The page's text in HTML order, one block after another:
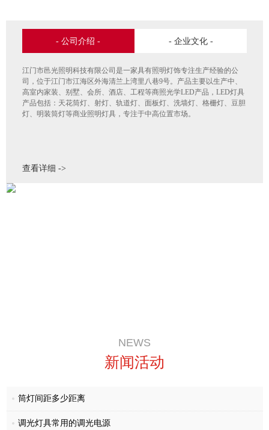
- 公司介绍 - - 企业文化 -
江门市邑光照明科技有限公司是一家具有照明灯饰专注生产经验的公
司，位于江门市江海区外海清兰上湾里八巷9号。产品主要以生产中、
高室内家装、别墅、会所、酒店、工程等商照光学LED产品，LED灯具
产品包括：天花筒灯、射灯、轨道灯、面板灯、洗墙灯、格栅灯、豆胆
灯、明装筒灯等商业照明灯具，专注于中高位置市场。
查看详细 ->
NEWS
新闻活动
筒灯间距多少距离
调光灯具常用的调光电源